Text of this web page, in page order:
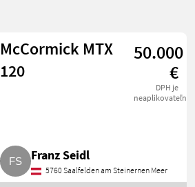
McCormick MTX
120
50.000
€
DPH je
neaplikovateľné
Franz Seidl
5760 Saalfelden am Steinernen Meer